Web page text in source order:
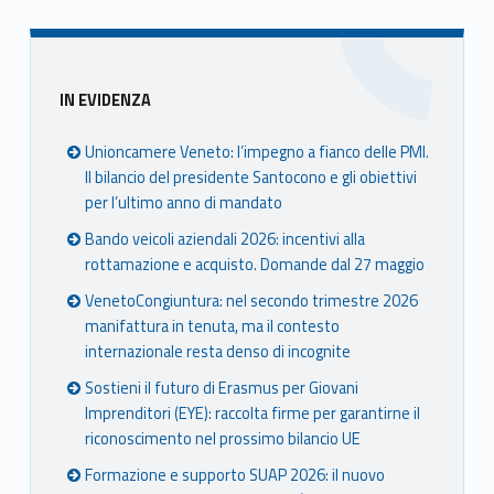
Sidebar
IN EVIDENZA
Unioncamere Veneto: l’impegno a fianco delle PMI.
Il bilancio del presidente Santocono e gli obiettivi
per l’ultimo anno di mandato
Bando veicoli aziendali 2026: incentivi alla
rottamazione e acquisto. Domande dal 27 maggio
VenetoCongiuntura: nel secondo trimestre 2026
manifattura in tenuta, ma il contesto
internazionale resta denso di incognite
Sostieni il futuro di Erasmus per Giovani
Imprenditori (EYE): raccolta firme per garantirne il
riconoscimento nel prossimo bilancio UE
Formazione e supporto SUAP 2026: il nuovo